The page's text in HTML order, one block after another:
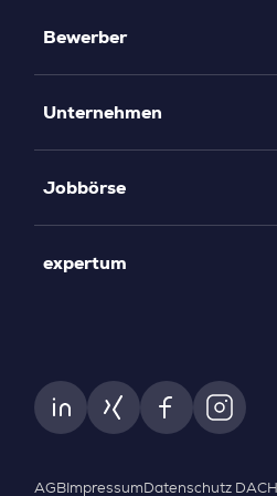
Bewerber
Unternehmen
Jobbörse
expertum
AGB Impressum Datenschutz DACH